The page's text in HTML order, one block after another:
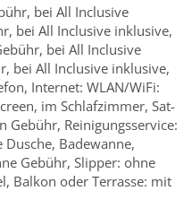
bei All Inclusive
bei All Inclusive inklusive,
bei All Inclusive
bei All Inclusive inklusive,
Internet: WLAN/WiFi:
im Schlafzimmer, Sat-
Gebühr, Reinigungsservice:
Badewanne,
Gebühr, Slipper: ohne
Balkon oder Terrasse: mit